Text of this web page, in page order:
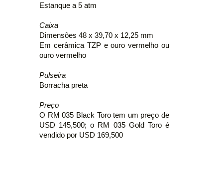
Estanque a 5 atm
Caixa
Dimensões 48 x 39,70 x 12,25 mm
Em cerâmica TZP e ouro vermelho ou
ouro vermelho
Pulseira
Borracha preta
Preço
O RM 035 Black Toro tem um preço de
USD 145,500; o RM 035 Gold Toro é
vendido por USD 169,500